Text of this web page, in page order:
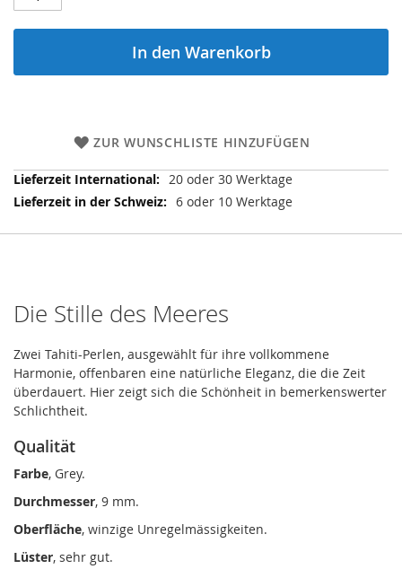
In den Warenkorb
ZUR WUNSCHLISTE HINZUFÜGEN
Weitere
Informationen
20 oder 30 Werktage
6 oder 10 Werktage
Die Stille des Meeres
Zwei Tahiti-Perlen, ausgewählt für ihre vollkommene
Harmonie, offenbaren eine natürliche Eleganz, die die Zeit
überdauert. Hier zeigt sich die Schönheit in bemerkenswerter
Schlichtheit.
Qualität
Farbe, Grey.
Durchmesser, 9 mm.
Oberfläche, winzige Unregelmässigkeiten.
Lüster, sehr gut.